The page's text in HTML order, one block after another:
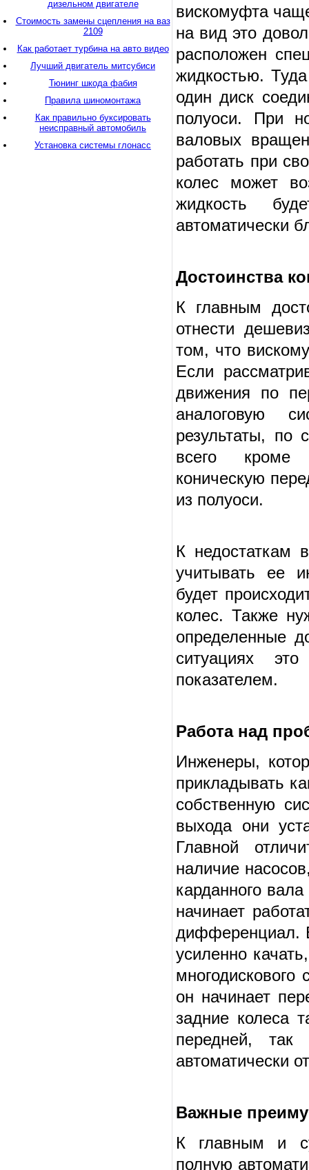
вискомуфта
на вид это
расположен
жидкостью.
один диск
полуоси. При
валовых
работать при
колес может
жидкость
автоматически
Достоинства
К главным
отнести
том, что
Если
движения по
аналоговую
результаты,
всего кроме
коническую
из полуоси.
К недостаткам
учитывать ее
будет
колес. Также
определенные
ситуациях
показателем.
Работа над
Инженеры,
прикладывать
собственную
выхода они
Главной
наличие
карданного
начинает
дифференциал.
усиленно
он начинает
задние колеса
передней,
автоматически
Важные
К главным и
полную
дизельном двигателе
Стоимость замены сцепления на ваз
2109
Как работает турбина на авто видео
Лучший двигатель митсубиси
Тюнинг шкода фабия
Правила шиномонтажа
Как правильно буксировать
неисправный автомобиль
Установка системы глонасс